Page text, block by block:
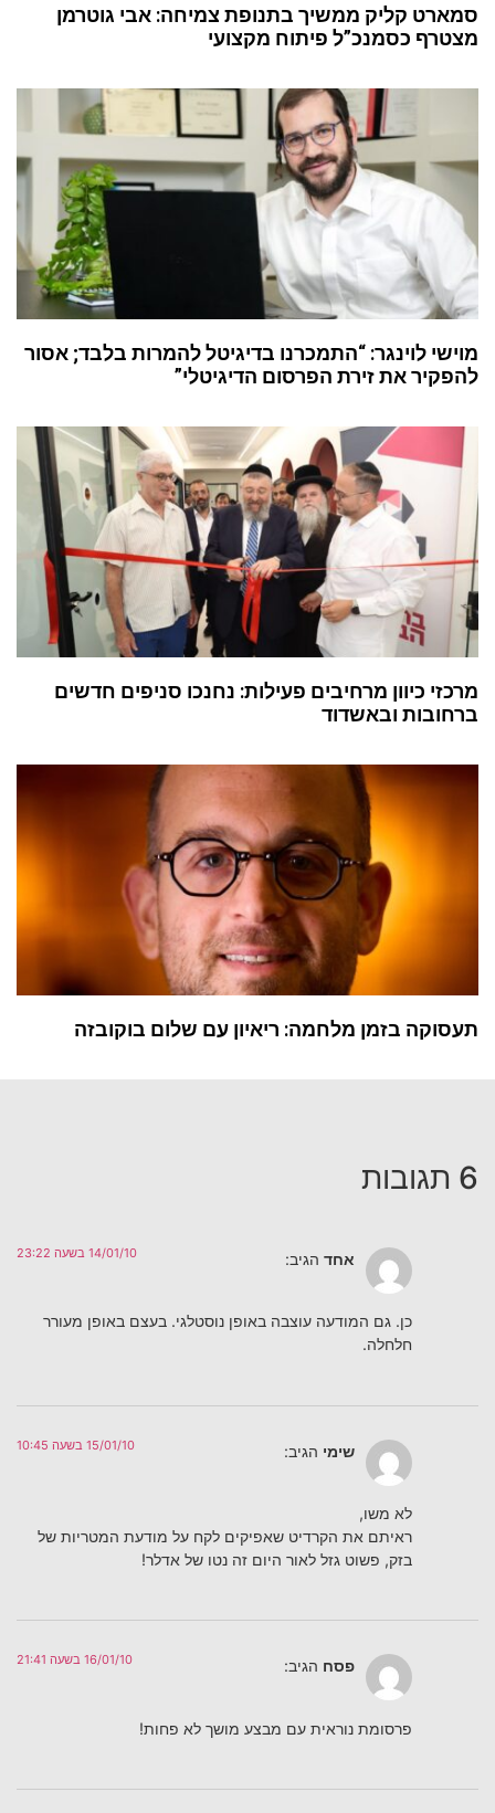
סמארט קליק ממשיך בתנופת צמיחה: אבי גוטרמן
מצטרף כסמנכ”ל פיתוח מקצועי
מוישי לוינגר: “התמכרנו בדיגיטל להמרות בלבד; אסור
להפקיר את זירת הפרסום הדיגיטלי”
מרכזי כיוון מרחיבים פעילות: נחנכו סניפים חדשים
ברחובות ובאשדוד
תעסוקה בזמן מלחמה: ריאיון עם שלום בוקובזה
6 תגובות
אחד הגיב: 14/01/10 בשעה 23:22
כן. גם המודעה עוצבה באופן נוסטלגי. בעצם באופן מעורר
חלחלה.
שימי הגיב: 15/01/10 בשעה 10:45
לא משו,
ראיתם את הקרדיט שאפיקים לקח על מודעת המטריות של
בזק, פשוט גזל לאור היום זה נטו של אדלר!
פסח הגיב: 16/01/10 בשעה 21:41
פרסומת נוראית עם מבצע מושך לא פחות!